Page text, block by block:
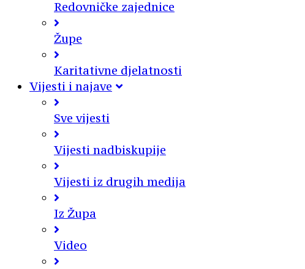
Redovničke zajednice
Župe
Karitativne djelatnosti
Vijesti i najave
Sve vijesti
Vijesti nadbiskupije
Vijesti iz drugih medija
Iz Župa
Video